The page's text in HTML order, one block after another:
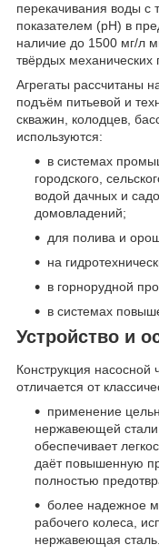
перекачивания воды с
показателем (рН) в
наличие до 1500 мг/л
твёрдых
Агрегаты рассчитаны
подъём питьевой и
скважин, колодцев,
используются:
в системах
городского,
водой дачных и
домовладений;
для полива и
на
в горнорудной
в системах
Устройство и
Конструкция насосной
отличается от
применение
нержавеющей стали
обеспечивает
даёт повышенную
полностью
более надежное
рабочего колеса,
нержавеющая сталь.